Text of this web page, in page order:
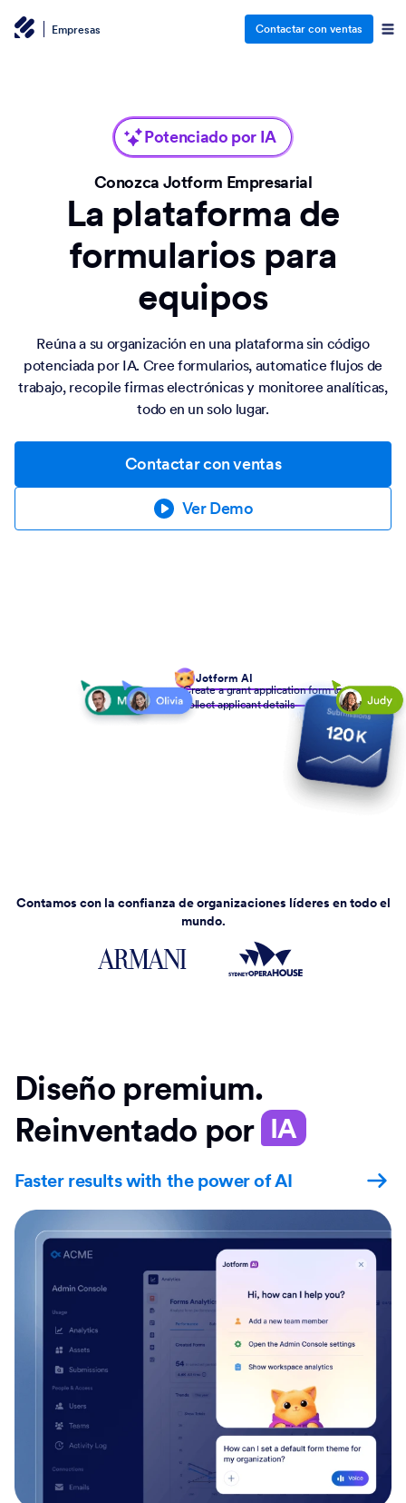
Empresas Contactar con ventas
Potenciado por IA
Conozca Jotform Empresarial
La plataforma de
formularios para
equipos
Reúna a su organización en una plataforma sin código
potenciada por IA. Cree formularios, automatice flujos de
trabajo, recopile firmas electrónicas y monitoree analíticas,
todo en un solo lugar.
Contactar con ventas
Ver Demo
Jotform AI
Create a grant application form to
collect applicant details
Contamos con la confianza de organizaciones líderes en todo el
mundo.
Diseño premium.
Reinventado por IA
Faster results with the power of AI